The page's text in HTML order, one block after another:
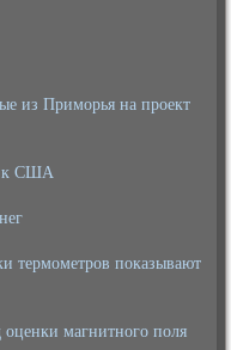
из Приморья на проект
к США
термометров показывают
магнитного поля